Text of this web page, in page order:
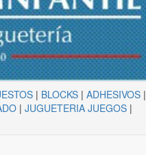
| BLOCKS |ADHESIVOS |
| JUGUETERIA JUEGOS|